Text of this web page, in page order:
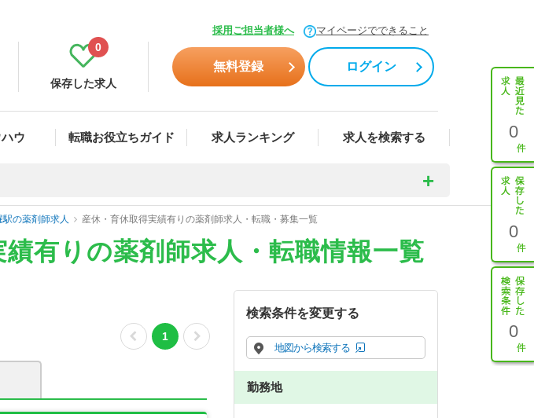
採用ご担当者様へ マイページでできること
保存した求人
0
無料登録 ログイン
ウ 転職お役立ちガイド 求人ランキング 求人を検索する 0
0
0
駅の薬剤師求人 産休・育休取得実績有りの薬剤師求人・転職・募集一覧
有りの薬剤師求人・転職情報一覧
1
検索条件を変更する
地図から検索する
勤務地